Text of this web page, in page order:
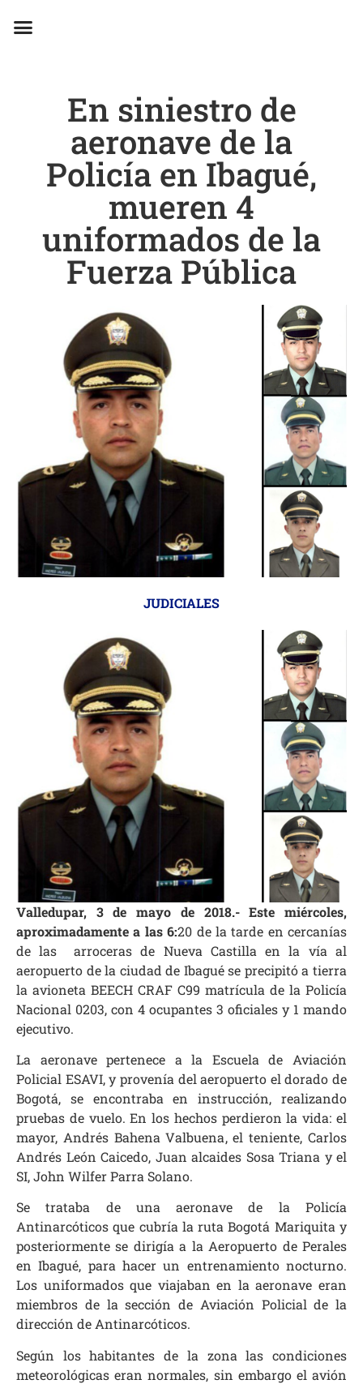
En siniestro de
aeronave de la
Policía en Ibagué,
mueren 4
uniformados de la
Fuerza Pública
JUDICIALES
Valledupar, 3 de mayo de 2018.- Este miércoles,
aproximadamente a las 6:20 de la tarde en cercanías
de las arroceras de Nueva Castilla en la vía al
aeropuerto de la ciudad de Ibagué se precipitó a tierra
la avioneta BEECH CRAF C99 matrícula de la Policía
Nacional 0203, con 4 ocupantes 3 oficiales y 1 mando
ejecutivo.
La aeronave pertenece a la Escuela de Aviación
Policial ESAVI, y provenía del aeropuerto el dorado de
Bogotá, se encontraba en instrucción, realizando
pruebas de vuelo. En los hechos perdieron la vida: el
mayor, Andrés Bahena Valbuena, el teniente, Carlos
Andrés León Caicedo, Juan alcaides Sosa Triana y el
SI, John Wilfer Parra Solano.
Se trataba de una aeronave de la Policía
Antinarcóticos que cubría la ruta Bogotá Mariquita y
posteriormente se dirigía a la Aeropuerto de Perales
en Ibagué, para hacer un entrenamiento nocturno.
Los uniformados que viajaban en la aeronave eran
miembros de la sección de Aviación Policial de la
dirección de Antinarcóticos.
Según los habitantes de la zona las condiciones
meteorológicas eran normales, sin embargo el avión